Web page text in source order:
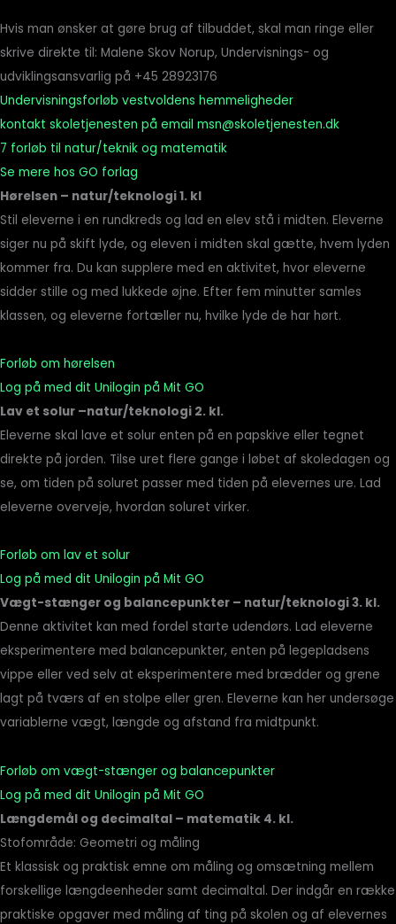
Hvis man ønsker at gøre brug af tilbuddet, skal man ringe eller
skrive direkte til: Malene Skov Norup, Undervisnings- og
udviklingsansvarlig på +45 28923176
Undervisningsforløb vestvoldens hemmeligheder
kontakt skoletjenesten på email msn@skoletjenesten.dk
7 forløb til natur/teknik og matematik
Se mere hos GO forlag
Hørelsen – natur/teknologi 1. kl
Stil eleverne i en rundkreds og lad en elev stå i midten. Eleverne
siger nu på skift lyde, og eleven i midten skal gætte, hvem lyden
kommer fra. Du kan supplere med en aktivitet, hvor eleverne
sidder stille og med lukkede øjne. Efter fem minutter samles
klassen, og eleverne fortæller nu, hvilke lyde de har hørt.
Forløb om hørelsen
Log på med dit Unilogin på Mit GO
Lav et solur –natur/teknologi 2. kl.
Eleverne skal lave et solur enten på en papskive eller tegnet
direkte på jorden. Tilse uret flere gange i løbet af skoledagen og
se, om tiden på soluret passer med tiden på elevernes ure. Lad
eleverne overveje, hvordan soluret virker.
Forløb om lav et solur
Log på med dit Unilogin på Mit GO
Vægt-stænger og balancepunkter – natur/teknologi 3. kl.
Denne aktivitet kan med fordel starte udendørs. Lad eleverne
eksperimentere med balancepunkter, enten på legepladsens
vippe eller ved selv at eksperimentere med brædder og grene
lagt på tværs af en stolpe eller gren. Eleverne kan her undersøge
variablerne vægt, længde og afstand fra midtpunkt.
Forløb om vægt-stænger og balancepunkter
Log på med dit Unilogin på Mit GO
Længdemål og decimaltal – matematik 4. kl.
Stofområde: Geometri og måling
Et klassisk og praktisk emne om måling og omsætning mellem
forskellige længdeenheder samt decimaltal. Der indgår en række
praktiske opgaver med måling af ting på skolen og af elevernes